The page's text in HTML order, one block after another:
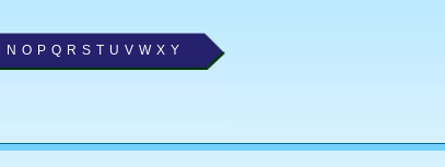
N O P Q R S T U V W X Y